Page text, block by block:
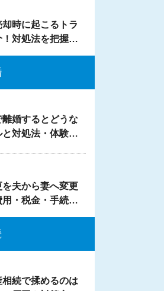
時に起こるトラ
対処法を把握し
しよう
婚するとどうな
対処法・体験談
夫から妻へ変更
・税金・手続き
解説
続で揉めるのは